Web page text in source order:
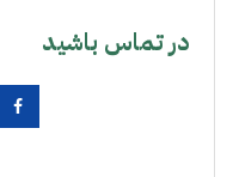
در تماس باشید